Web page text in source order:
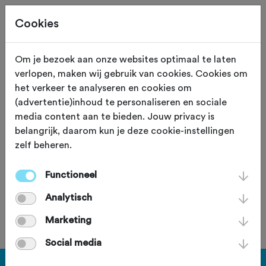
"Used Rides" Singels
en Essentocht
zondag 24 april 2022
april 2022.
Cookies
Om je bezoek aan onze websites optimaal te laten
verlopen, maken wij gebruik van cookies. Cookies om
het verkeer te analyseren en cookies om
(advertentie)inhoud te personaliseren en sociale
media content aan te bieden. Jouw privacy is
belangrijk, daarom kun je deze cookie-instellingen
zelf beheren.
Functioneel
Analytisch
Marketing
Social media